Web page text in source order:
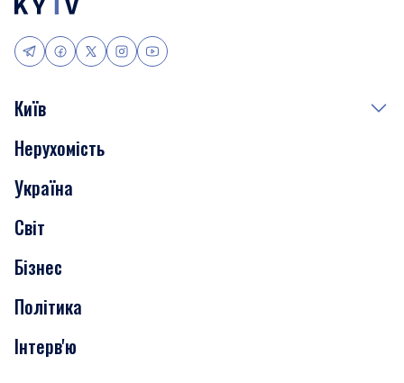
Київ
Події
Скандали
Нерухомість
Транспорт
Нерухомість
Україна
Світ
Бізнес
Політика
Інтерв'ю